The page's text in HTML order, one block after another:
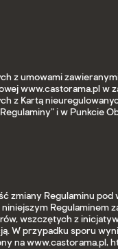
z umowami
www.castorama.pl w
z Kartą
i w Punkcie
zmiany Regulaminu
Regulaminem
wszczętych z
W przypadku sporu
na www.castorama.pl,